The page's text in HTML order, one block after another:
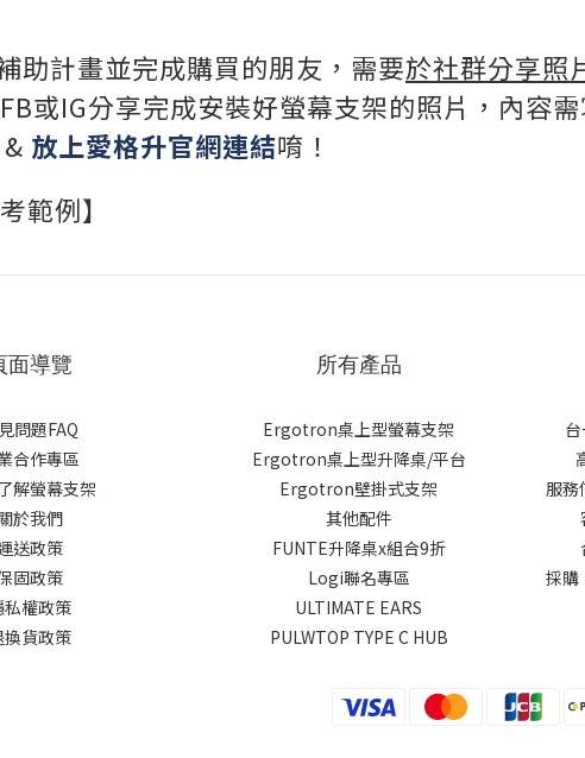
助計畫並完成購買的朋友，需要於社群分享照
或IG分享完成安裝好螢幕支架的照片，內容
& 放上愛格升官網連結唷！
範例】
面導覽
問題FAQ
合作專區
解螢幕支架
於我們
送政策
固政策
私權政策
換貨政策
所有產品
Ergotron桌上型螢幕支架
Ergotron桌上型升降桌/平台
Ergotron壁掛式支架
其他配件
FUNTE升降桌x組合9折
Logi聯名專區
ULTIMATE EARS
PULWTOP TYPE C HUB
服
採購